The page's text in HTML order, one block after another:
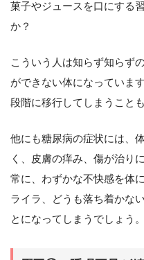
菓子やジュースを口にする
か？
こういう人は知らず知らず
ができない体になっていま
段階に移行してしまうこと
他にも糖尿病の症状には、
く、皮膚の痒み、傷が治り
常に、わずかな不快感を体
ライラ、どうも落ち着かな
とになってしまうでしょう。